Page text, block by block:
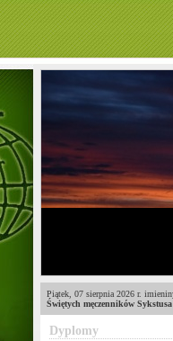
Piątek, 07 sierpnia 2026 r.
Świętych męczenników
Dyplomy